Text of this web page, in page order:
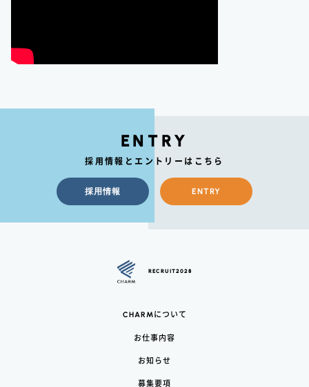
ENTRY
採用情報とエントリーはこちら
採用情報 ENTRY
RECRUIT2028
CHARMについて
お仕事内容
お知らせ
募集要項